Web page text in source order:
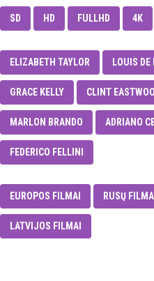
SD HD FULLHD 4K
ELIZABETH TAYLOR LOUIS DE
GRACE KELLY CLINT
MARLON BRANDO ADRIANO
FEDERICO FELLINI
EUROPOS FILMAI RUSŲ FILMAI
LATVIJOS FILMAI